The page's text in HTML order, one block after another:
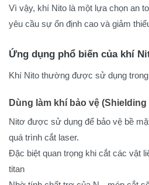
Vì vậy, khí Nito là một lựa chọn an
yêu cầu sự ổn định cao và giảm
Ứng dụng phổ biến của khí
Khí Nito thường được sử dụng
Dùng làm khí bảo vệ (Shielding
Nitơ được sử dụng để bảo vệ bề
quá trình cắt laser.
Đặc biệt quan trọng khi cắt các vật
titan